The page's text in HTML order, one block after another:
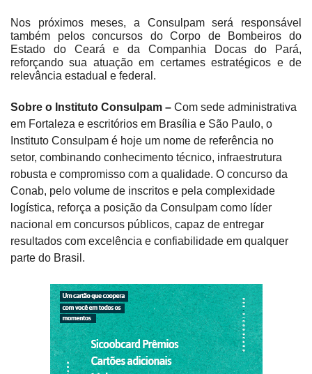
Nos próximos meses, a Consulpam será responsável
também pelos concursos do Corpo de Bombeiros do
Estado do Ceará e da Companhia Docas do Pará,
reforçando sua atuação em certames estratégicos e de
relevância estadual e federal.
Sobre o Instituto Consulpam – Com sede administrativa
em Fortaleza e escritórios em Brasília e São Paulo, o
Instituto Consulpam é hoje um nome de referência no
setor, combinando conhecimento técnico, infraestrutura
robusta e compromisso com a qualidade. O concurso da
Conab, pelo volume de inscritos e pela complexidade
logística, reforça a posição da Consulpam como líder
nacional em concursos públicos, capaz de entregar
resultados com excelência e confiabilidade em qualquer
parte do Brasil.